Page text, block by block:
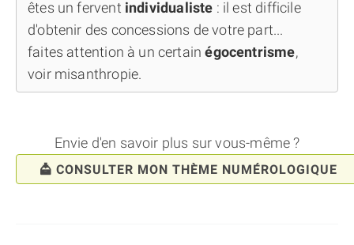
êtes un fervent individualiste : il est difficile
d'obtenir des concessions de votre part...
faites attention à un certainégocentrisme,
voir misanthropie.
Envie d'en savoir plus sur vous-même ?
CONSULTER MON THÈME NUMÉROLOGIQUE